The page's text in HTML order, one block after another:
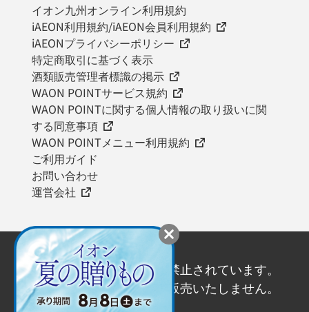
イオン九州オンライン利用規約
iAEON利用規約/iAEON会員利用規約
iAEONプライバシーポリシー
特定商取引に基づく表示
酒類販売管理者標識の掲示
WAON POINTサービス規約
WAON POINTに関する個人情報の取り扱いに関
する同意事項
WAON POINTメニュー利用規約
ご利用ガイド
お問い合わせ
運営会社
20歳未満の飲酒は法律で禁止されています。
20歳未満の方にはお酒を販売いたしません。